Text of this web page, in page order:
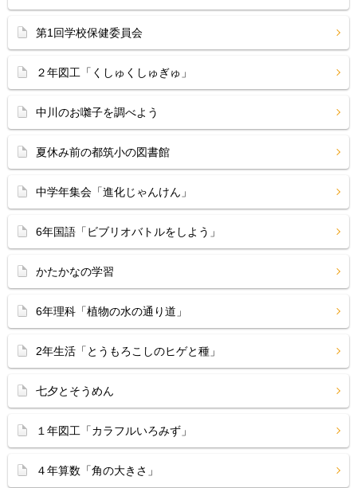
第1回学校保健委員会
２年図工「くしゅくしゅぎゅ」
中川のお囃子を調べよう
夏休み前の都筑小の図書館
中学年集会「進化じゃんけん」
6年国語「ビブリオバトルをしよう」
かたかなの学習
6年理科「植物の水の通り道」
2年生活「とうもろこしのヒゲと種」
七夕とそうめん
１年図工「カラフルいろみず」
４年算数「角の大きさ」